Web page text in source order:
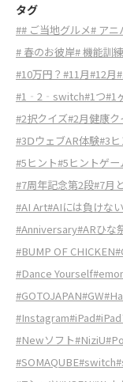
タグ
## ご当地グルメ# アニ
# 春のお彼岸# 機能訓練
#10万円？ #11月#12月
#1‐2‐switch#1つ#1
#2択クイズ#2月健康ク
#3ⅮウェブAR体験#3
#5ヒント#5ヒントゲー
#7周年記念第2段#7月
#AI Art#AIには負けない
#Anniversary#ARひな
#BUMP OF CHICKEN
#Dance Yourself
#GOTOJAPAN#GW
#Instagram#iPad
#Newソフト#NiziU
#SOMAQUBE#switch